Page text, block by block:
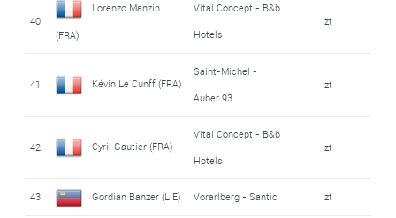
40
Lorenzo Manzin
(FRA)
Vital Concept - B&b
Hotels
zt
41 Kévin Le Cunff (FRA)
Saint-Michel -
Auber 93
zt
42 Cyril Gautier (FRA)
Vital Concept - B&b
Hotels
zt
43 Gordian Banzer (LIE) Vorarlberg - Santic zt